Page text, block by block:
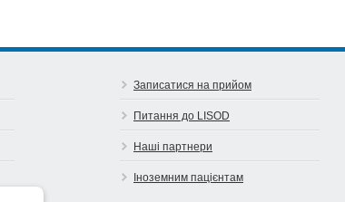
Записатися на прийом
Питання до LISOD
Наші партнери
Іноземним пацієнтам